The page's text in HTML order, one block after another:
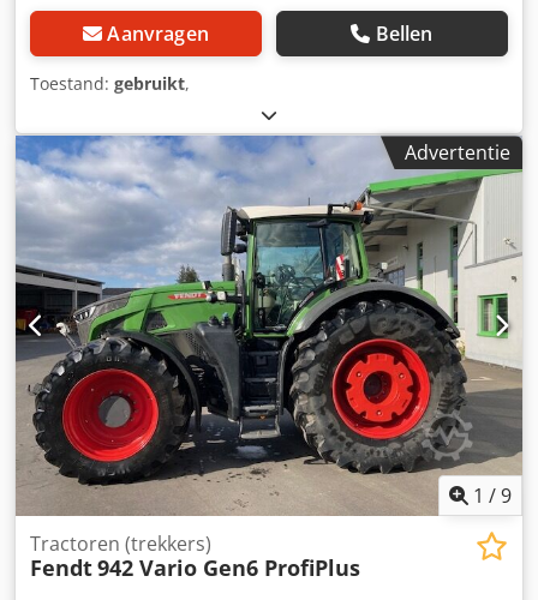
Aanvragen Bellen
Toestand: gebruikt,
Advertentie
1 /9
Tractoren (trekkers)
Fendt942 Vario Gen6 ProfiPlus